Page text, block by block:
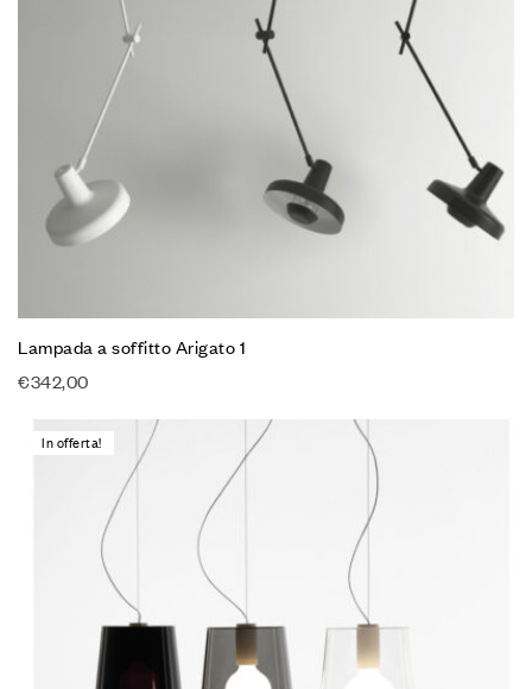
Lampada a soffitto Arigato 1
€342,00
In offerta!